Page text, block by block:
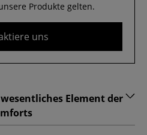
Produkte gelten.
uns
Element der